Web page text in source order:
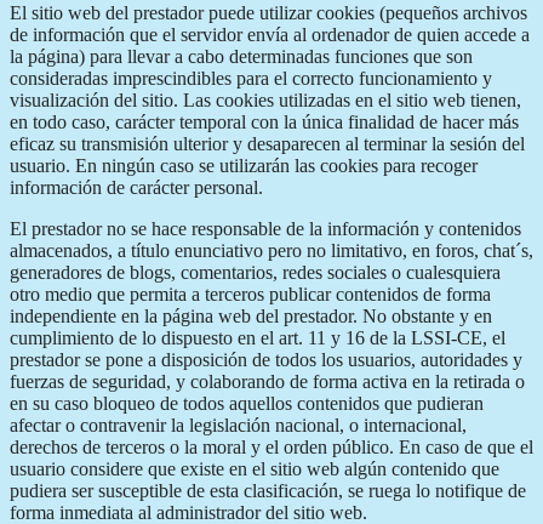
El sitio web del prestador puede utilizar cookies (pequeños archivos
de información que el servidor envía al ordenador de quien accede a
la página) para llevar a cabo determinadas funciones que son
consideradas imprescindibles para el correcto funcionamiento y
visualización del sitio. Las cookies utilizadas en el sitio web tienen,
en todo caso, carácter temporal con la única finalidad de hacer más
eficaz su transmisión ulterior y desaparecen al terminar la sesión del
usuario. En ningún caso se utilizarán las cookies para recoger
información de carácter personal.
El prestador no se hace responsable de la información y contenidos
almacenados, a título enunciativo pero no limitativo, en foros, chat´s,
generadores de blogs, comentarios, redes sociales o cualesquiera
otro medio que permita a terceros publicar contenidos de forma
independiente en la página web del prestador. No obstante y en
cumplimiento de lo dispuesto en el art. 11 y 16 de la LSSI-CE, el
prestador se pone a disposición de todos los usuarios, autoridades y
fuerzas de seguridad, y colaborando de forma activa en la retirada o
en su caso bloqueo de todos aquellos contenidos que pudieran
afectar o contravenir la legislación nacional, o internacional,
derechos de terceros o la moral y el orden público. En caso de que el
usuario considere que existe en el sitio web algún contenido que
pudiera ser susceptible de esta clasificación, se ruega lo notifique de
forma inmediata al administrador del sitio web.